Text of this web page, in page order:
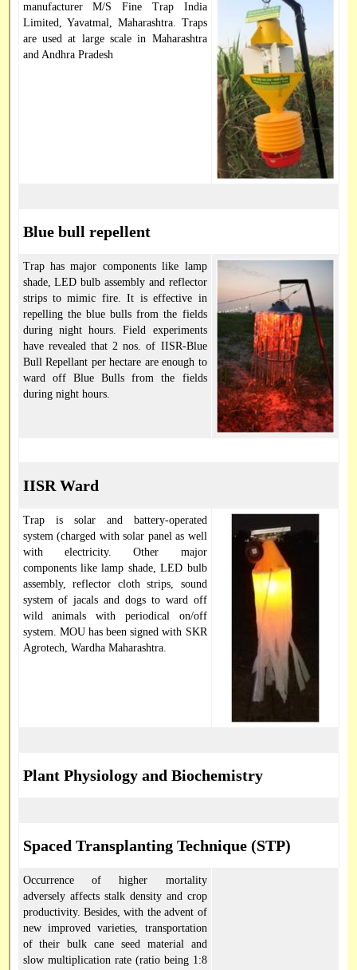
manufacturer M/S Fine Trap India
Limited, Yavatmal, Maharashtra. Traps
are used at large scale in Maharashtra
and Andhra Pradesh
Blue bull repellent
Trap has major components like lamp
shade, LED bulb assembly and reflector
strips to mimic fire. It is effective in
repelling the blue bulls from the fields
during night hours. Field experiments
have revealed that 2 nos. of IISR-Blue
Bull Repellant per hectare are enough to
ward off Blue Bulls from the fields
during night hours.
IISR Ward
Trap is solar and battery-operated
system (charged with solar panel as well
with electricity. Other major
components like lamp shade, LED bulb
assembly, reflector cloth strips, sound
system of jacals and dogs to ward off
wild animals with periodical on/off
system. MOU has been signed with SKR
Agrotech, Wardha Maharashtra.
Plant Physiology and Biochemistry
Spaced Transplanting Technique (STP)
Occurrence of higher mortality
adversely affects stalk density and crop
productivity. Besides, with the advent of
new improved varieties, transportation
of their bulk cane seed material and
slow multiplication rate (ratio being 1:8